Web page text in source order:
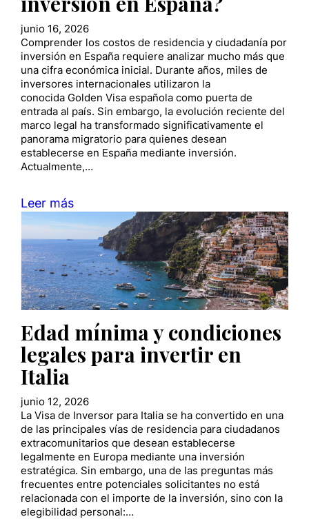
junio 16, 2026
Comprender los costos de residencia y ciudadanía por
inversión en España requiere analizar mucho más que
una cifra económica inicial. Durante años, miles de
inversores internacionales utilizaron la
conocida Golden Visa española como puerta de
entrada al país. Sin embargo, la evolución reciente del
marco legal ha transformado significativamente el
panorama migratorio para quienes desean
establecerse en España mediante inversión.
Actualmente,…
Leer más
Edad mínima y condiciones
legales para invertir en
Italia
junio 12, 2026
La Visa de Inversor para Italia se ha convertido en una
de las principales vías de residencia para ciudadanos
extracomunitarios que desean establecerse
legalmente en Europa mediante una inversión
estratégica. Sin embargo, una de las preguntas más
frecuentes entre potenciales solicitantes no está
relacionada con el importe de la inversión, sino con la
elegibilidad personal:…